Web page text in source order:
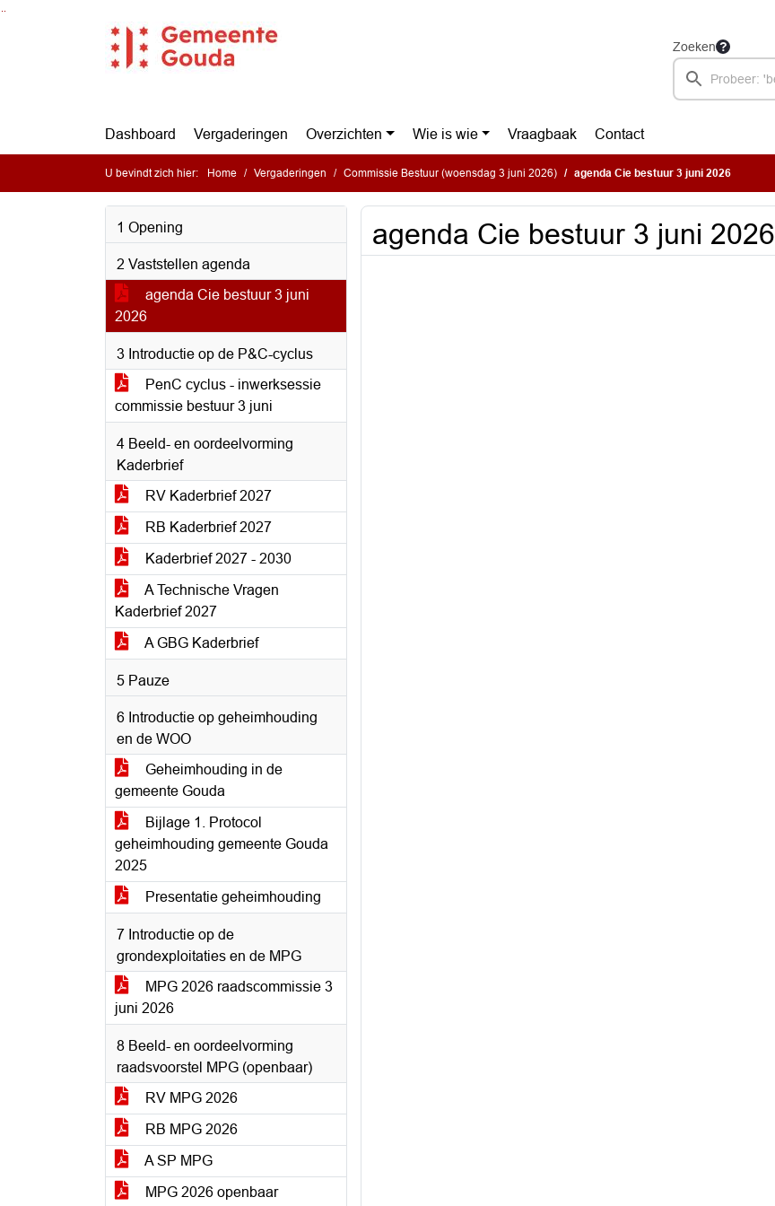
Ga naar de inhoud van deze pagina
Ga naar het zoeken
Ga naar het menu
Zoeken
Dashboard Vergaderingen Overzichten Wie is wie Vraagbaak Contact
U bevindt zich hier: Home Vergaderingen Commissie Bestuur (woensdag 3 juni 2026) agenda Cie bestuur 3 juni 2026
1 Opening
2 Vaststellen agenda
agenda Cie bestuur 3 juni
2026
3 Introductie op de P&C-cyclus
PenC cyclus - inwerksessie
commissie bestuur 3 juni
4 Beeld- en oordeelvorming
Kaderbrief
RV Kaderbrief 2027
RB Kaderbrief 2027
Kaderbrief 2027 - 2030
A Technische Vragen
Kaderbrief 2027
A GBG Kaderbrief
5 Pauze
6 Introductie op geheimhouding
en de WOO
Geheimhouding in de
gemeente Gouda
Bijlage 1. Protocol
geheimhouding gemeente Gouda
2025
Presentatie geheimhouding
7 Introductie op de
grondexploitaties en de MPG
MPG 2026 raadscommissie 3
juni 2026
8 Beeld- en oordeelvorming
raadsvoorstel MPG (openbaar)
RV MPG 2026
RB MPG 2026
A SP MPG
MPG 2026 openbaar
agenda Cie bestuur 3 juni 2026